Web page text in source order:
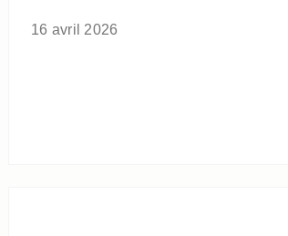
16 avril 2026